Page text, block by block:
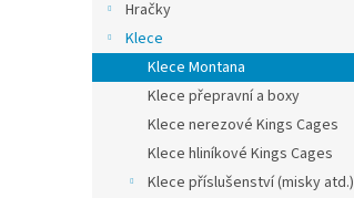
Hračky
Klece
Klece Montana
Klece přepravní a boxy
Klece nerezové Kings Cages
Klece hliníkové Kings Cages
Klece příslušenství (misky atd.)